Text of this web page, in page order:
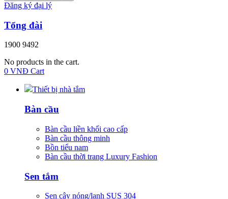
Đăng ký đại lý
Tổng đài
1900 9492
No products in the cart.
0 VNĐ Cart
Thiết bị nhà tắm
Bàn cầu
Bàn cầu liền khối cao cấp
Bàn cầu thông minh
Bồn tiểu nam
Bàn cầu thời trang Luxury Fashion
Sen tắm
Sen cây nóng/lạnh SUS 304